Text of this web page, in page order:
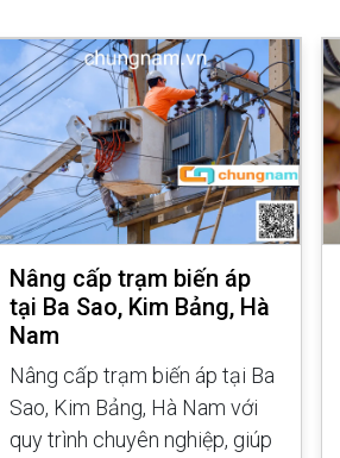
Nâng cấp trạm biến áp
tại Ba Sao, Kim Bảng, Hà
Nam
Nâng cấp trạm biến áp tại Ba
Sao, Kim Bảng, Hà Nam với
quy trình chuyên nghiệp, giúp